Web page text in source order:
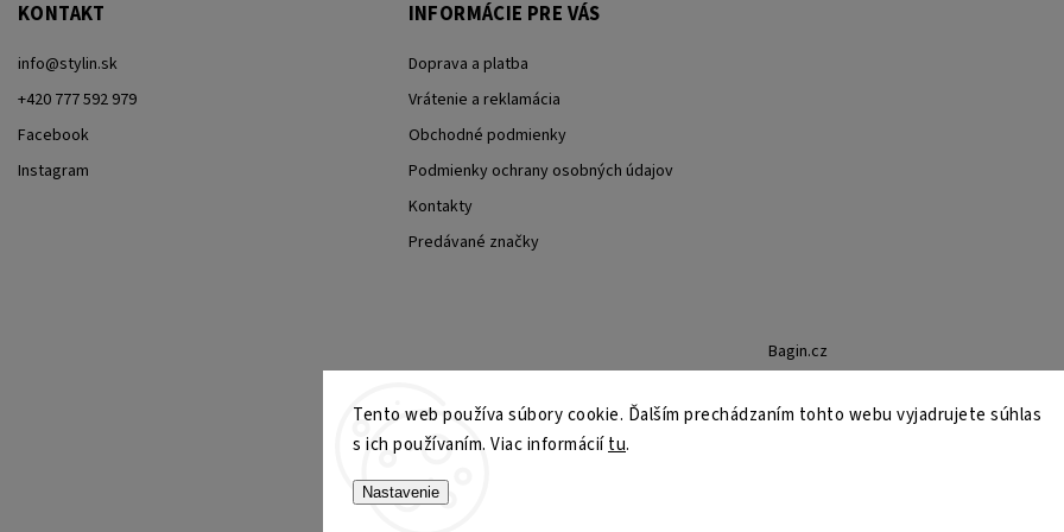
Tento web používa súbory cookie. Ďalším prechádzaním tohto webu vyjadrujete súhlas
s ich používaním. Viac informáciítu.
Nastavenie
KONTAKT
info@stylin.sk
+420 777 592 979
Facebook
Instagram
INFORMÁCIE PRE VÁS
Doprava a platba
Vrátenie a reklamácia
Obchodné podmienky
Podmienky ochrany osobných údajov
Kontakty
Predávané značky
Bagin.cz